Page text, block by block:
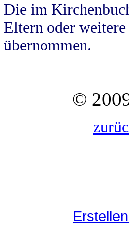
Die im
Eltern oder
übernommen.
©